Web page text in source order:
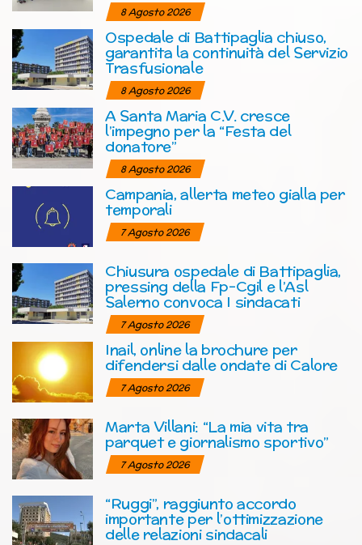
8 Agosto 2026
Ospedale di Battipaglia chiuso,
garantita la continuità del Servizio
Trasfusionale
8 Agosto 2026
A Santa Maria C.V. cresce
l’impegno per la “Festa del
donatore”
8 Agosto 2026
Campania, allerta meteo gialla per
temporali
7 Agosto 2026
Chiusura ospedale di Battipaglia,
pressing della Fp-Cgil e l’Asl
Salerno convoca I sindacati
7 Agosto 2026
Inail, online la brochure per
difendersi dalle ondate di Calore
7 Agosto 2026
Marta Villani: “La mia vita tra
parquet e giornalismo sportivo”
7 Agosto 2026
“Ruggi”, raggiunto accordo
importante per l’ottimizzazione
delle relazioni sindacali